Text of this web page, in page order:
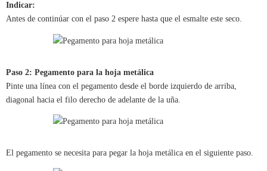
Indicar:
Antes de continúar con el paso 2 espere hasta que el esmalte este seco.
Paso 2: Pegamento para la hoja metálica
Pinte una línea con el pegamento desde el borde izquierdo de arriba,
diagonal hacia el filo derecho de adelante de la uña.
El pegamento se necesita para pegar la hoja metálica en el siguiente paso.